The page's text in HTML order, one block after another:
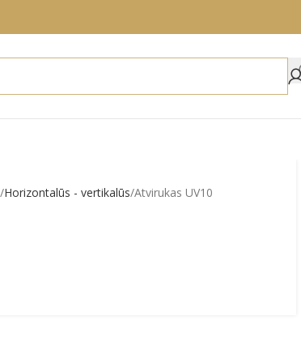
Horizontalūs - vertikalūs Atvirukas UV10